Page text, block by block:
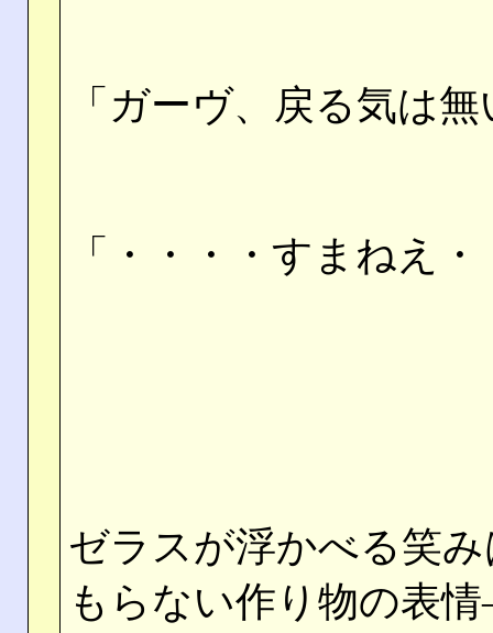
「ガーヴ、戻る気は
「・・・・すまねえ
ゼラスが浮かべる笑
もらない作り物の表